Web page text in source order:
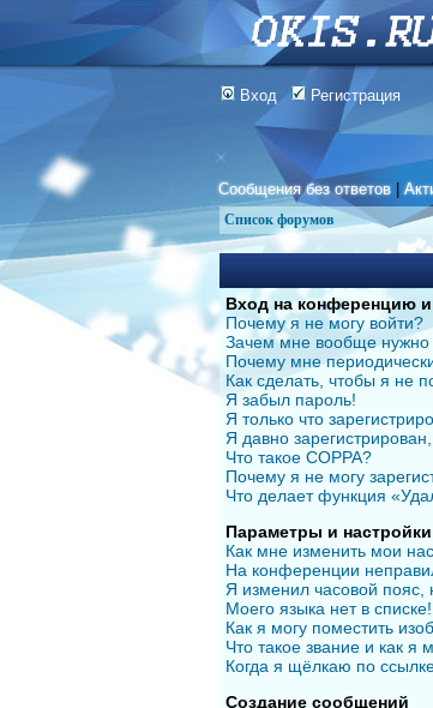
Вход Регистрация
Сообщения без ответов |
Список форумов
Вход на конференцию и
Почему я не могу войти?
Зачем мне вообще нужно
Почему мне
Как сделать, чтобы я не
Я забыл пароль!
Я только что
Я давно
Что такое COPPA?
Почему я не могу
Что делает функция
Параметры и
Как мне изменить мои
На конференции
Я изменил часовой пояс,
Моего языка нет в списке!
Как я могу поместить
Что такое звание и как я
Когда я щёлкаю по
Создание сообщений